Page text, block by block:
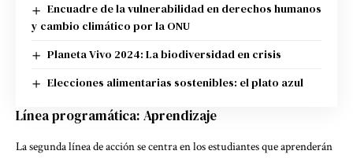
Encuadre de la vulnerabilidad en derechos humanos
y cambio climático por la ONU
Planeta Vivo 2024: La biodiversidad en crisis
Elecciones alimentarias sostenibles: el plato azul
Línea programática: Aprendizaje
La segunda línea de acción se centra en los estudiantes que aprenderán